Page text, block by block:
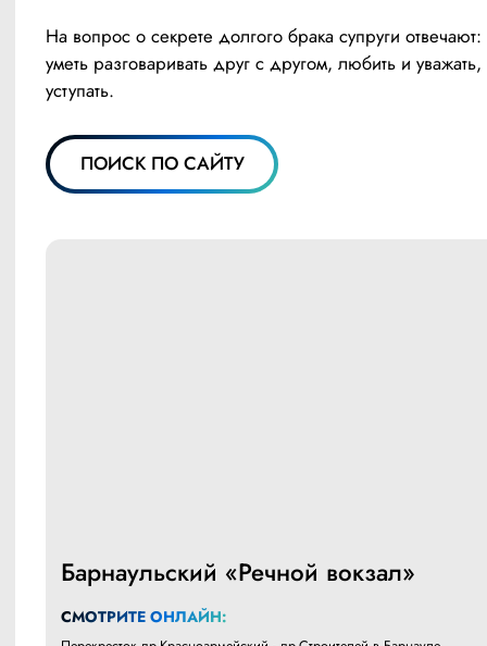
На вопрос о секрете долгого брака супруги
уметь разговаривать друг с другом, любить и
уступать.
ПОИСК ПО САЙТУ
Барнаульский «Речной вокзал»
СМОТРИТЕ ОНЛАЙН: